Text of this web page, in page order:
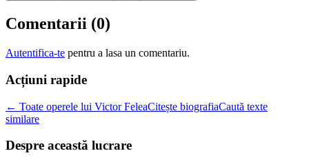
Comentarii (0)
Autentifica-te pentru a lasa un comentariu.
Acțiuni rapide
← Toate operele lui Victor FeleaCitește biografiaCaută texte
similare
Despre această lucrare